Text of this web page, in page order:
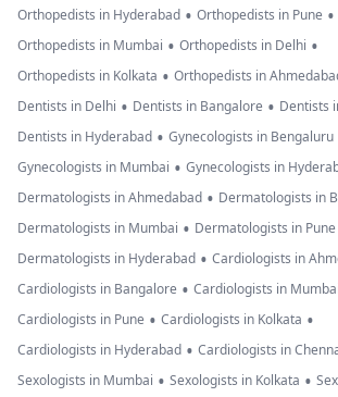
Orthopedists in Hyderabad • Orthopedists in Pune •
Orthopedists in Mumbai • Orthopedists in Delhi •
Orthopedists in Kolkata • Orthopedists in
Dentists in Delhi • Dentists in Bangalore • Dentists
Dentists in Hyderabad • Gynecologists in Bengaluru
Gynecologists in Mumbai • Gynecologists in
Dermatologists in Ahmedabad • Dermatologists in
Dermatologists in Mumbai • Dermatologists in Pune
Dermatologists in Hyderabad • Cardiologists in
Cardiologists in Bangalore • Cardiologists in Mumbai
Cardiologists in Pune • Cardiologists in Kolkata •
Cardiologists in Hyderabad • Cardiologists in
Sexologists in Mumbai • Sexologists in Kolkata •